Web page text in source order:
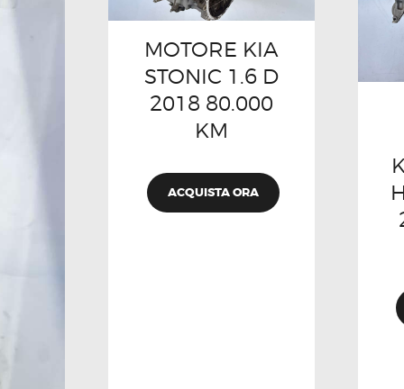
MOTORE KIA
STONIC 1.6 D
2018 80.000
KM
ACQUISTA ORA